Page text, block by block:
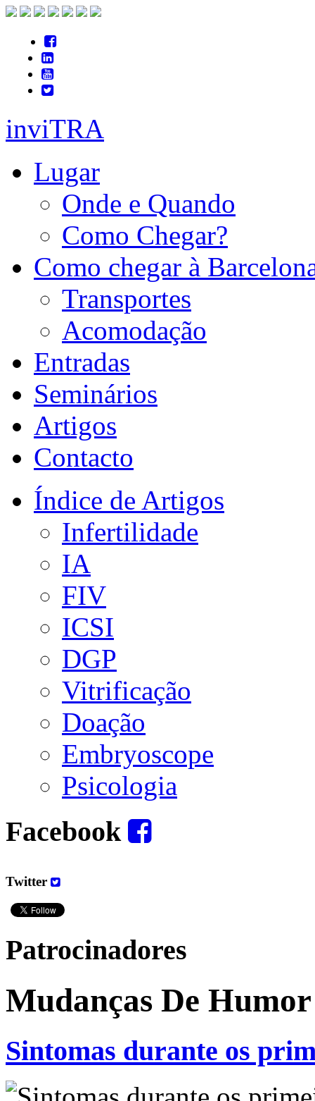
inviTRA
Lugar
Onde e Quando
Como Chegar?
Como chegar à
Transportes
Acomodação
Entradas
Seminários
Artigos
Contacto
Índice de Artigos
Infertilidade
IA
FIV
ICSI
DGP
Vitrificação
Doação
Embryoscope
Psicologia
Facebook
Twitter
Patrocinadores
Mudanças De Humor
Sintomas durante os